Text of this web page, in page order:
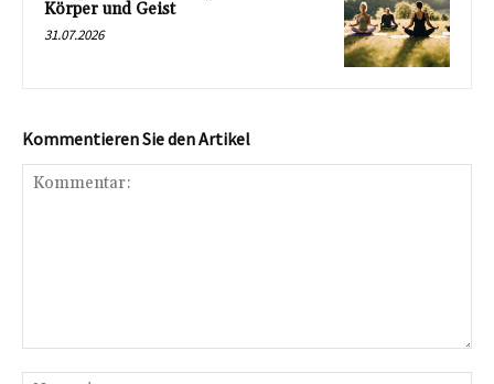
Körper und Geist
31.07.2026
Kommentieren Sie den Artikel